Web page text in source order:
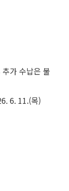
가 수납은 불
6. 11.(목)